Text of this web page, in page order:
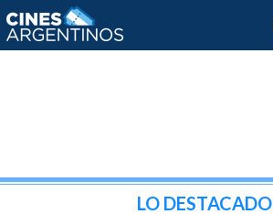
LO DESTACADO